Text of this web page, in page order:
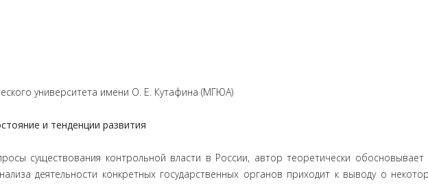
университета имени О. Е. Кутафина (МГЮА)
и тенденции развития
существования контрольной власти в России, автор теоретически
деятельности конкретных государственных органов приходит к выводу о